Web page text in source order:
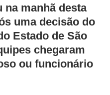
na manhã desta
uma decisão do
Estado de São
chegaram
ou funcionário